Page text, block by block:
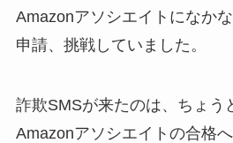
Amazonアソシエイトになか
申請、挑戦していました。
詐欺SMSが来たのは、ちょう
Amazonアソシエイトの合格